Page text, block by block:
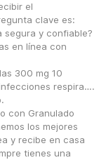
el
clave es:
segura y confiable?
en línea con
300 mg 10
respira….
con Granulado
los mejores
y recibe en casa
tienes una